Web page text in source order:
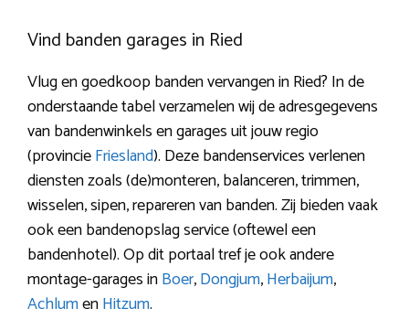
Vind banden garages in Ried
Vlug en goedkoop banden vervangen in Ried? In de
onderstaande tabel verzamelen wij de adresgegevens
van bandenwinkels en garages uit jouw regio
(provincieFriesland). Deze bandenservices verlenen
diensten zoals (de)monteren, balanceren, trimmen,
wisselen, sipen, repareren van banden. Zij bieden vaak
ook een bandenopslag service (oftewel een
bandenhotel). Op dit portaal tref je ook andere
montage-garages inBoer,Dongjum,Herbaijum,
AchlumenHitzum.